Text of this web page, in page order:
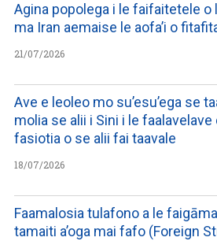
Agina popolega i le faifaitetele o
ma Iran aemaise le aofa’i o
21/07/2026
Ave e leoleo mo su’esu’ega se
molia se alii i Sini i le faalavelave
fasiotia o se alii fai taavale
18/07/2026
Faamalosia tulafono a le
tamaiti a’oga mai fafo (Foreign